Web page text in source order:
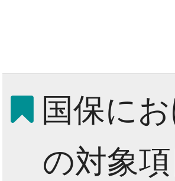
国保に
の対象項